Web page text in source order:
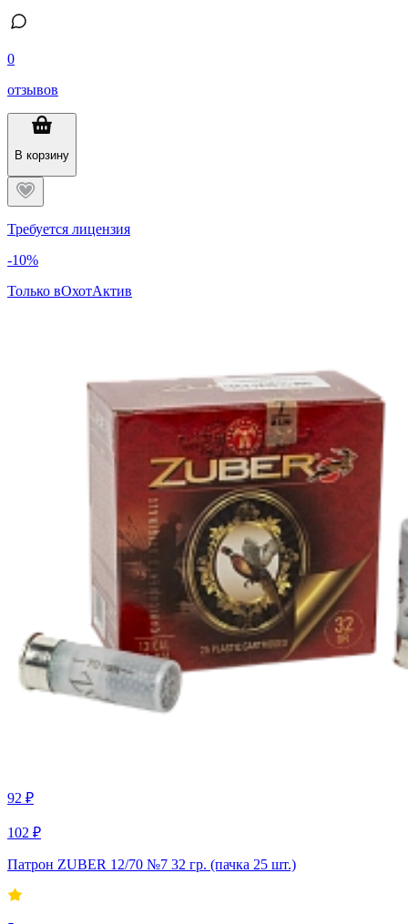
0
отзывов
В корзину
Требуется лицензия
-10%
Только вОхотАктив
92 ₽
102 ₽
Патрон ZUBER 12/70 №7 32 гр. (пачка 25 шт.)